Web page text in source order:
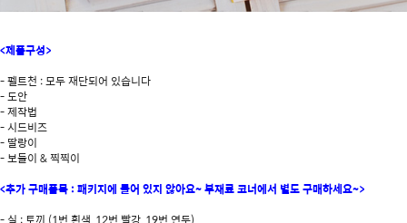
<제품구성>
- 펠트천 : 모두 재단되어 있습니다
- 도안
- 제작법
- 시드비즈
- 딸랑이
- 보들이 & 찍찍이
<추가 구매품목 : 패키지에 들어 있지 않아요~ 부재료 코너에서 별도 구매하세요~>
- 실 : 토끼 (1번 흰색, 12번 빨강, 19번 연두)